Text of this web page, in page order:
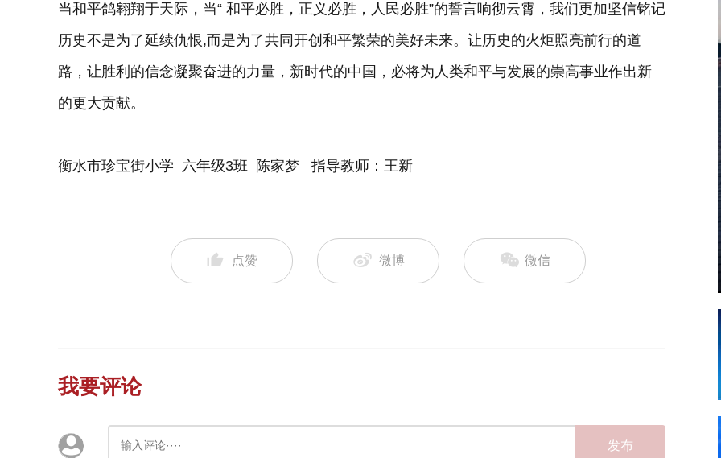
当和平鸽翱翔于天际，当“ 和平必胜，正义必胜，人民必胜”的誓言响彻云霄，我们更加坚信铭记
历史不是为了延续仇恨,而是为了共同开创和平繁荣的美好未来。让历史的火炬照亮前行的道
路，让胜利的信念凝聚奋进的力量，新时代的中国，必将为人类和平与发展的崇高事业作出新
的更大贡献。
衡水市珍宝街小学 六年级3班 陈家梦 指导教师：王新
点赞 微博 微信
我要评论
发布